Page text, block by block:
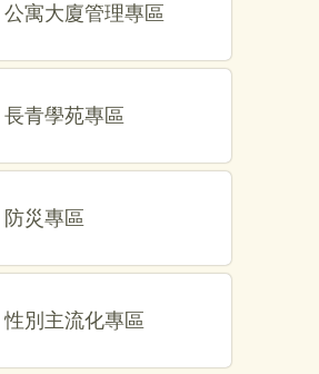
公寓大廈管理專區
長青學苑專區
防災專區
性別主流化專區